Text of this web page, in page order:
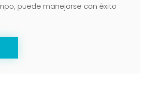
puede manejarse con éxito